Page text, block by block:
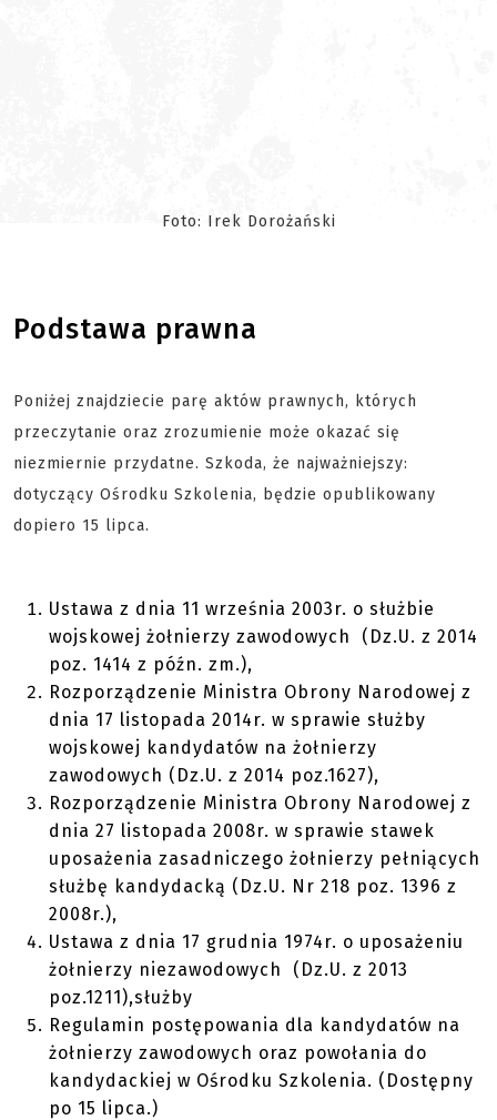
Foto: Irek Dorożański
Podstawa prawna
Poniżej znajdziecie parę aktów prawnych, których
przeczytanie oraz zrozumienie może okazać się
niezmiernie przydatne. Szkoda, że najważniejszy:
dotyczący Ośrodku Szkolenia, będzie opublikowany
dopiero 15 lipca.
Ustawa z dnia 11 września 2003r. o służbie
wojskowej żołnierzy zawodowych (Dz.U. z 2014
poz. 1414 z późn. zm.),
Rozporządzenie Ministra Obrony Narodowej z
dnia 17 listopada 2014r. w sprawie służby
wojskowej kandydatów na żołnierzy
zawodowych (Dz.U. z 2014 poz.1627),
Rozporządzenie Ministra Obrony Narodowej z
dnia 27 listopada 2008r. w sprawie stawek
uposażenia zasadniczego żołnierzy pełniących
służbę kandydacką (Dz.U. Nr 218 poz. 1396 z
2008r.),
Ustawa z dnia 17 grudnia 1974r. o uposażeniu
żołnierzy niezawodowych (Dz.U. z 2013
poz.1211),służby
Regulamin postępowania dla kandydatów na
żołnierzy zawodowych oraz powołania do
kandydackiej w Ośrodku Szkolenia. (Dostępny
po 15 lipca.)